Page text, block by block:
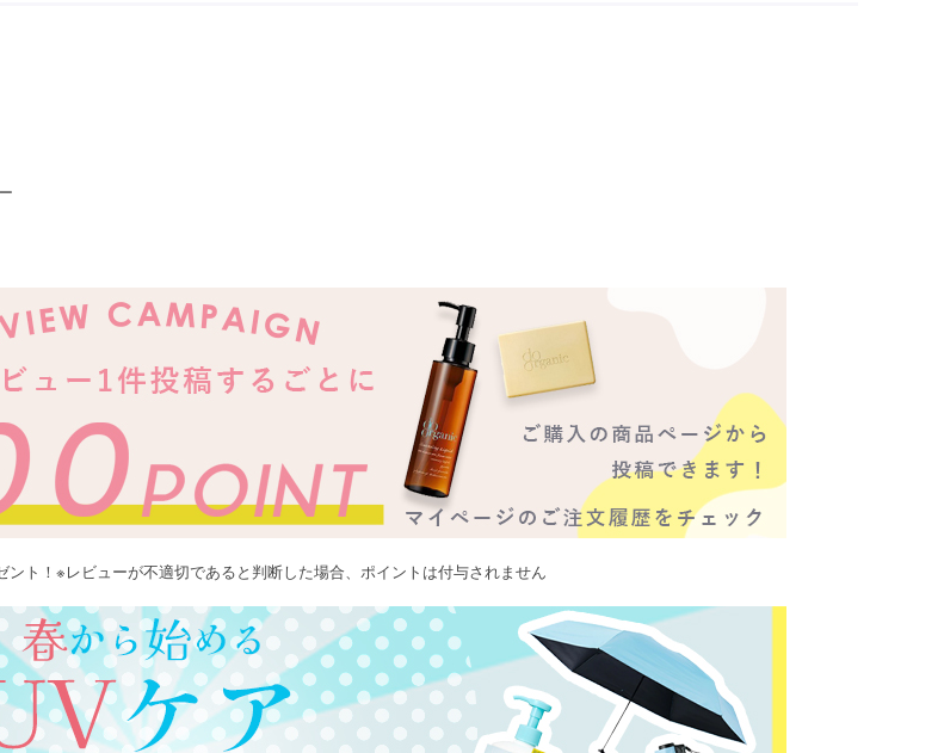
ント！※レビューが不適切であると判断した場合、ポイントは付与されません